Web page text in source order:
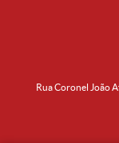
Rua Coronel João